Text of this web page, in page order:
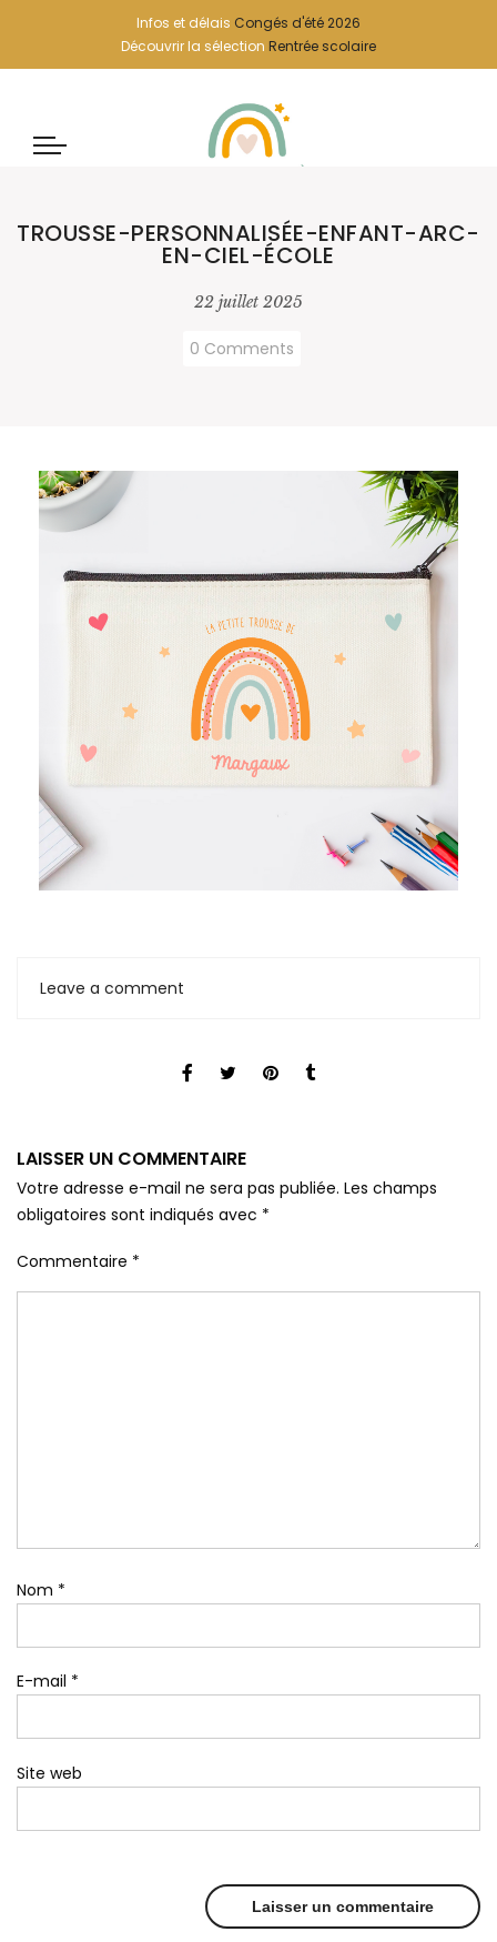
Infos et délais Congés d'été 2026
Découvrir la sélection Rentrée scolaire
TROUSSE-PERSONNALISÉE-ENFANT-ARC-
EN-CIEL-ÉCOLE
22 juillet 2025
0 Comments
Leave a comment
LAISSER UN COMMENTAIRE
Votre adresse e-mail ne sera pas publiée. Les champs
obligatoires sont indiqués avec *
Commentaire *
Nom *
E-mail *
Site web